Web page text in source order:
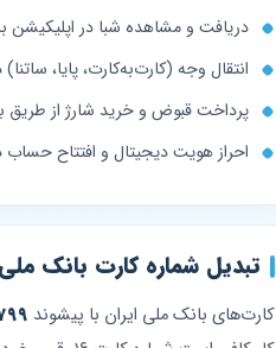
دریافت و مشاهده شبا در اپلیکیشن
انتقال وجه (کارت‌به‌کارت، پایا، ساتنا)
پرداخت قبوض و خرید شارژ از طریق
احراز هویت دیجیتال و افتتاح حساب
تبدیل شماره کارت بانک
کارت‌های بانک ملی ایران با پیشوند